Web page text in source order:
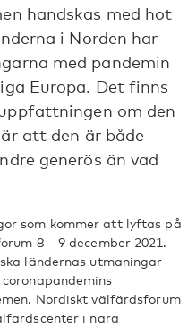
handskas med hot
i Norden har
med pandemin
Europa. Det finns
om den
att den är både
generös än vad
som kommer att lyftas på
8 – 9 december 2021.
ländernas utmaningar
Nordiskt välfärdsforum
i nära